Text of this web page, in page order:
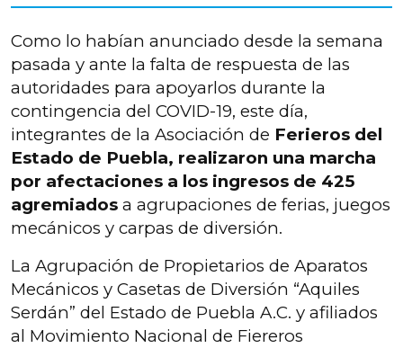
Como lo habían anunciado desde la semana
pasada y ante la falta de respuesta de las
autoridades para apoyarlos durante la
contingencia del COVID-19, este día,
integrantes de la Asociación de Ferieros del
Estado de Puebla, realizaron una marcha
por afectaciones a los ingresos de 425
agremiados a agrupaciones de ferias, juegos
mecánicos y carpas de diversión.
La Agrupación de Propietarios de Aparatos
Mecánicos y Casetas de Diversión “Aquiles
Serdán” del Estado de Puebla A.C. y afiliados
al Movimiento Nacional de Fiereros